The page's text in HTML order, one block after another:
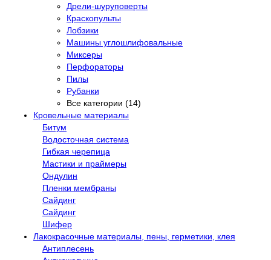
Дрели-шуруповерты
Краскопульты
Лобзики
Машины углошлифовальные
Миксеры
Перфораторы
Пилы
Рубанки
Все категории (14)
Кровельные материалы
Битум
Водосточная система
Гибкая черепица
Мастики и праймеры
Ондулин
Пленки мембраны
Сайдинг
Сайдинг
Шифер
Лакокрасочные материалы, пены, герметики, клея
Антиплесень